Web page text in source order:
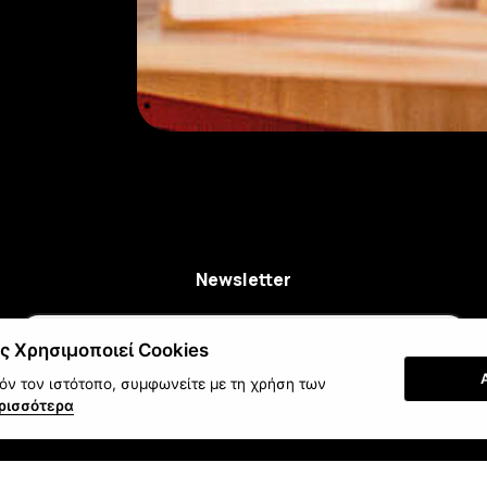
Newsletter
Χρησιμοποιεί Cookies
τον ιστότοπο, συμφωνείτε με τη χρήση των